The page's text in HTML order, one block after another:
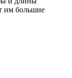
им большие